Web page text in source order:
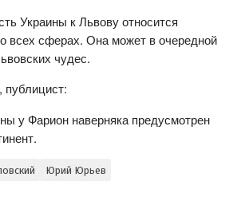
Украины к Львову относится
всех сферах. Она может в очередной
чудес.
, публицист:
у Фарион наверняка предусмотрен
Юрий Юрьев